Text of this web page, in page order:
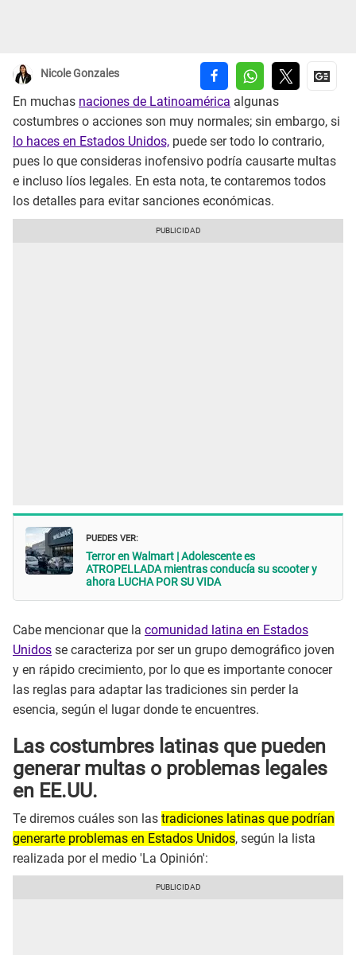
Nicole Gonzales
En muchas naciones de Latinoamérica algunas
costumbres o acciones son muy normales; sin embargo, si
lo haces en Estados Unidos, puede ser todo lo contrario,
pues lo que consideras inofensivo podría causarte multas
e incluso líos legales. En esta nota, te contaremos todos
los detalles para evitar sanciones económicas.
PUEDES VER:
Terror en Walmart | Adolescente es
ATROPELLADA mientras conducía su scooter y
ahora LUCHA POR SU VIDA
Cabe mencionar que la comunidad latina en Estados
Unidos se caracteriza por ser un grupo demográfico joven
y en rápido crecimiento, por lo que es importante conocer
las reglas para adaptar las tradiciones sin perder la
esencia, según el lugar donde te encuentres.
Las costumbres latinas que pueden
generar multas o problemas legales
en EE.UU.
Te diremos cuáles son las tradiciones latinas que podrían
generarte problemas en Estados Unidos, según la lista
realizada por el medio 'La Opinión':